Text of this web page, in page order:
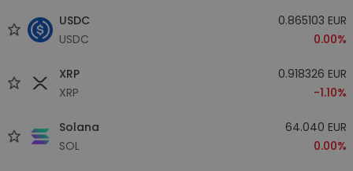
USDC
USDC
0.865103 EUR
0.00%
XRP
XRP
0.918326 EUR
-1.10%
Solana
SOL
64.040 EUR
0.00%